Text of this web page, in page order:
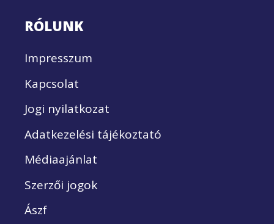
RÓLUNK
Impresszum
Kapcsolat
Jogi nyilatkozat
Adatkezelési tájékoztató
Médiaajánlat
Szerzői jogok
Ászf